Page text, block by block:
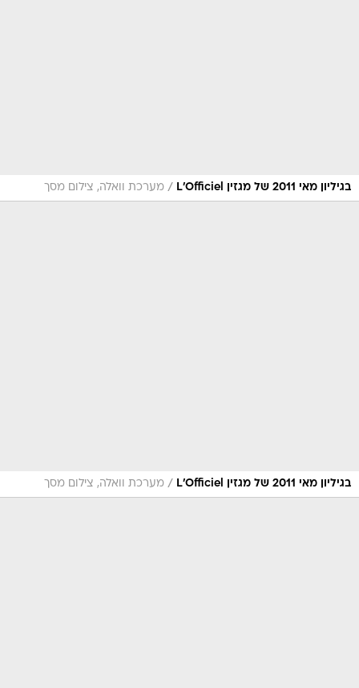
בגיליון מאי 2011 של מגזין L'Officiel / מערכת וואלה, צילום מסך
בגיליון מאי 2011 של מגזין L'Officiel / מערכת וואלה, צילום מסך